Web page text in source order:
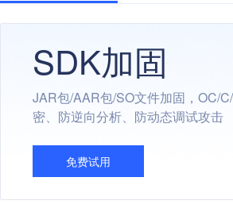
SDK加固
JAR包/AAR包/SO文件加固，OC/
密、防逆向分析、防动态调试攻击
免费试用